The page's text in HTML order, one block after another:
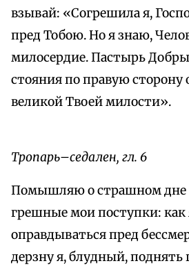
взывай: «Согрешила я,
пред Тобою. Но я знаю,
милосердие. Пастырь
стояния по правую сторону
великой Твоей милости».
Тропарь–седален, гл. 6
Помышляю о страшном дне
грешные мои поступки: как
оправдываться пред
дерзну я, блудный, поднять